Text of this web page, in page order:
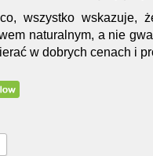
wszystko wskazuje,
naturalnym, a nie
w dobrych cenach i